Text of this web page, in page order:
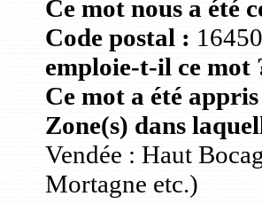
Ce mot nous a été
Code postal :
emploie-t-il ce mot
Ce mot a été
Zone(s) dans
Vendée : Haut
Mortagne etc.)